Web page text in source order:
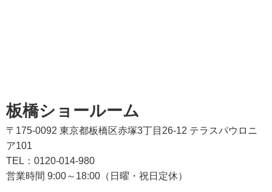
板橋ショールーム
〒175-0092 東京都板橋区赤塚3丁目26-12 テラスパウロニ
ア101
TEL：0120-014-980
営業時間 9:00～18:00（日曜・祝日定休）